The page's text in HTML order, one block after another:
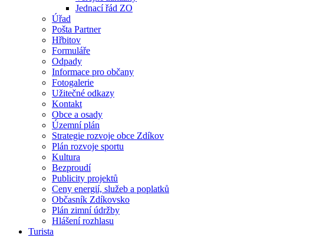
Jednací řád ZO
Úřad
Pošta Partner
Hřbitov
Formuláře
Odpady
Informace pro občany
Fotogalerie
Užitečné odkazy
Kontakt
Obce a osady
Územní plán
Strategie rozvoje obce Zdíkov
Plán rozvoje sportu
Kultura
Bezproudí
Publicity projektů
Ceny energií, služeb a poplatků
Občasník Zdíkovsko
Plán zimní údržby
Hlášení rozhlasu
Turista